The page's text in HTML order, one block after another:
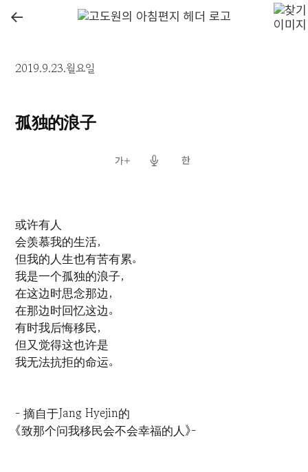
←
2019.9.23.월요일
孤独的浪子
或许有人
会羡慕我的生活，
但我的人生也有苦有累。
我是一个孤独的浪子，
在这边时思念那边，
在那边时回忆这边。
有时我后悔移民，
但又觉得这也许是
我无法抗拒的命运。
- 摘自于Jang Hyejin的
《致那个问我移民会不会幸福的人》-